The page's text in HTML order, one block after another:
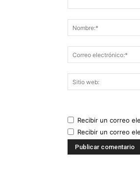
Recibir un correo
Recibir un correo